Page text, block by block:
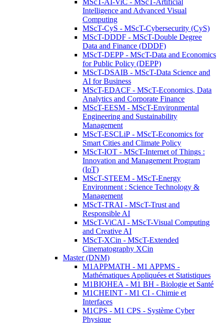
MScT-AI-ViC - MScT-Artificial
Intelligence and Advanced Visual
Computing
MScT-CyS - MScT-Cybersecurity (CyS)
MScT-DDDF - MScT-Double Degree
Data and Finance (DDDF)
MScT-DEPP - MScT-Data and Economics
for Public Policy (DEPP)
MScT-DSAIB - MScT-Data Science and
AI for Business
MScT-EDACF - MScT-Economics, Data
Analytics and Corporate Finance
MScT-EESM - MScT-Environmental
Engineering and Sustainability
Management
MScT-ESCLiP - MScT-Economics for
Smart Cities and Climate Policy
MScT-IOT - MScT-Internet of Things :
Innovation and Management Program
(IoT)
MScT-STEEM - MScT-Energy
Environment : Science Technology &
Management
MScT-TRAI - MScT-Trust and
Responsible AI
MScT-ViCAI - MScT-Visual Computing
and Creative AI
MScT-XCin - MScT-Extended
Cinematography XCin
Master (DNM)
M1APPMATH - M1 APPMS -
Mathématiques Appliquées et Statistiques
M1BIOHEA - M1 BH - Biologie et Santé
M1CHEINT - M1 CI - Chimie et
Interfaces
M1CPS - M1 CPS - Système Cyber
Physique